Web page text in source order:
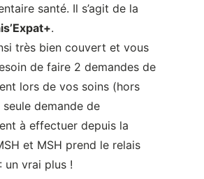
santé. Il s’agit de la
.
très bien couvert et vous
de faire 2 demandes de
lors de vos soins (hors
seule demande de
à effectuer depuis la
et MSH prend le relais
un vrai plus !